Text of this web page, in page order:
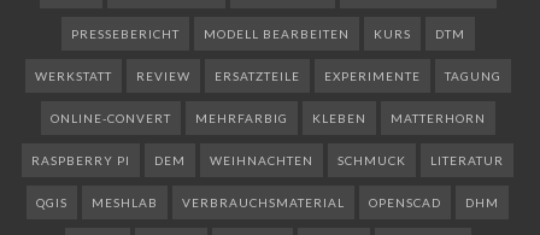
PRESSEBERICHT MODELL BEARBEITEN KURS DTM
WERKSTATT REVIEW ERSATZTEILE EXPERIMENTE TAGUNG
ONLINE-CONVERT MEHRFARBIG KLEBEN MATTERHORN
RASPBERRY PI DEM WEIHNACHTEN SCHMUCK LITERATUR
QGIS MESHLAB VERBRAUCHSMATERIAL OPENSCAD DHM